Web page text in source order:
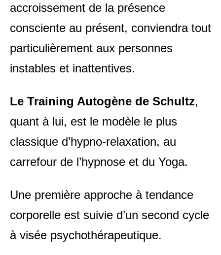
accroissement de la présence
consciente au présent, conviendra tout
particulièrement aux personnes
instables et inattentives.
Le Training Autogène de Schultz,
quant à lui, est le modèle le plus
classique d’hypno-relaxation, au
carrefour de l’hypnose et du Yoga.
Une première approche à tendance
corporelle est suivie d’un second cycle
à visée psychothérapeutique.